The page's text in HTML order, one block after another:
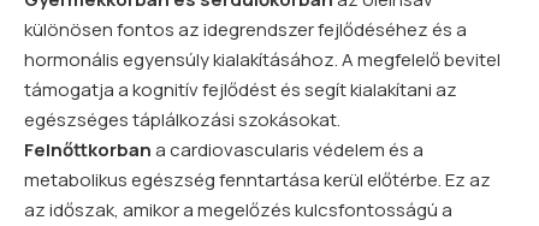
különösen fontos az idegrendszer fejlődéséhez és a
hormonális egyensúly kialakításához. A megfelelő bevitel
támogatja a kognitív fejlődést és segít kialakítani az
egészséges táplálkozási szokásokat.
Felnőttkorbana cardiovascularis védelem és a
metabolikus egészség fenntartása kerül előtérbe. Ez az
az időszak, amikor a megelőzés kulcsfontosságú a